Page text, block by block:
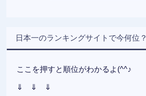
日本一のランキングサイトで今何位？
ここを押すと順位がわかるよ(^^♪
⇓ ⇓ ⇓